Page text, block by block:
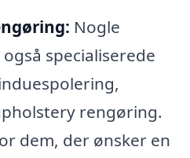
Nogle
specialiserede
rengøring.
dem, der ønsker en